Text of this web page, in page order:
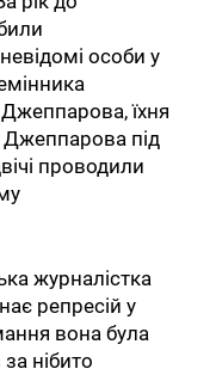
особи у
їхня
Джеппарова під
проводили
журналістка
репресій у
вона була
нібито